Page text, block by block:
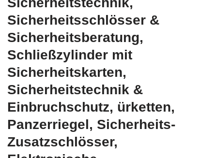
Sicherheitsschlösser &
Sicherheitsberatung,
Schließzylinder mit
Sicherheitskarten,
Sicherheitstechnik &
Einbruchschutz, ürketten,
Panzerriegel, Sicherheits-
Zusatzschlösser,